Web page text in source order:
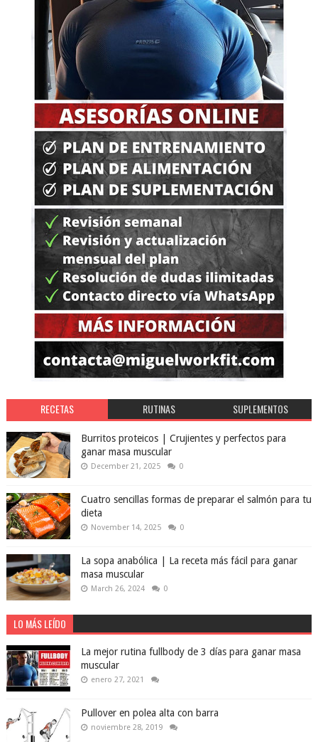
RECETAS RUTINAS SUPLEMENTOS
Burritos proteicos | Crujientes y perfectos para
ganar masa muscular
December 21, 2025 0
Cuatro sencillas formas de preparar el salmón para tu
dieta
November 14, 2025 0
La sopa anabólica | La receta más fácil para ganar
masa muscular
March 26, 2024 0
LO MÁS LEÍDO
La mejor rutina fullbody de 3 días para ganar masa
muscular
enero 27, 2021
Pullover en polea alta con barra
noviembre 28, 2019